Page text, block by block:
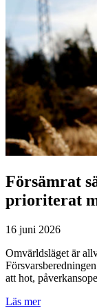
Försämrat
prioriterat
16 juni 2026
Omvärldsläget är
att hot,
Läs mer